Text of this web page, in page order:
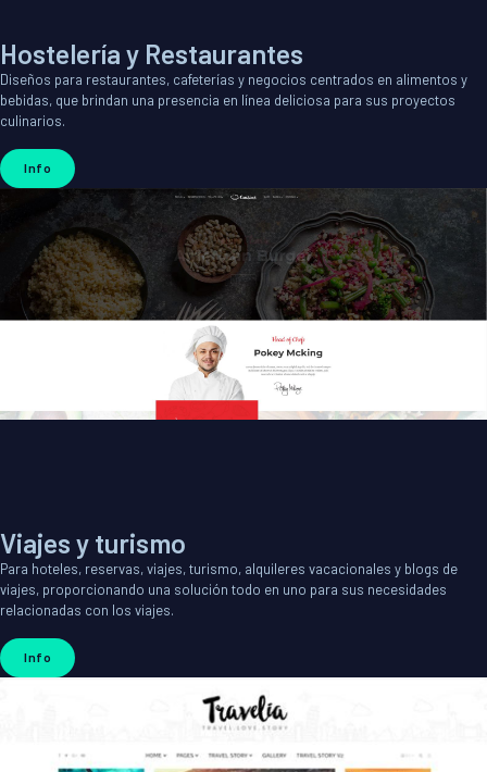
Hostelería y Restaurantes
Diseños para restaurantes, cafeterías y negocios centrados en alimentos y
bebidas, que brindan una presencia en línea deliciosa para sus proyectos
culinarios.
Info
Viajes y turismo
Para hoteles, reservas, viajes, turismo, alquileres vacacionales y blogs de
viajes, proporcionando una solución todo en uno para sus necesidades
relacionadas con los viajes.
Info